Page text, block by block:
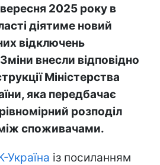
2025 року в
діятиме новий
відключень
внесли відповідно
Міністерства
яка передбачає
розподіл
між споживачами.
Україна із посиланням